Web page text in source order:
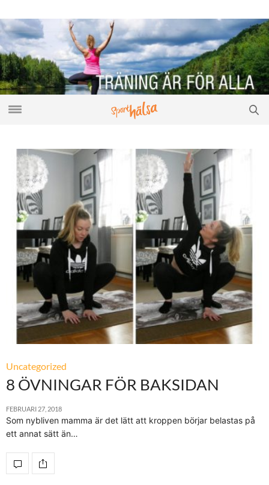
Uncategorized
8 ÖVNINGAR FÖR BAKSIDAN
FEBRUARI 27, 2018
Som nybliven mamma är det lätt att kroppen börjar belastas på
ett annat sätt än…